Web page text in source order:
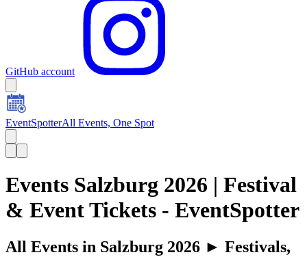
GitHub account
EventSpotterAll Events, One Spot
Events Salzburg 2026 | Festival
& Event Tickets - EventSpotter
All Events in Salzburg 2026 ► Festivals,